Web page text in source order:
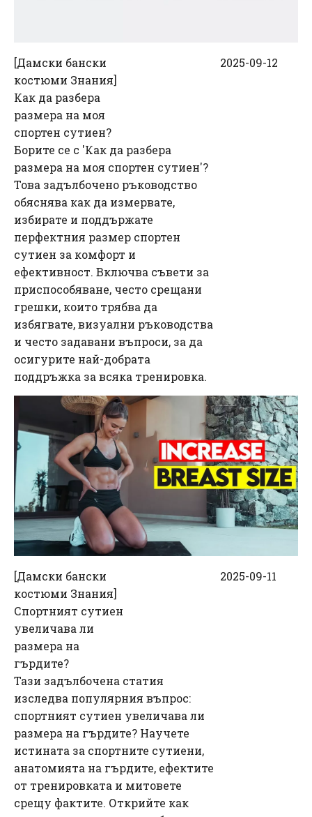
[Дамски бански
костюми Знания]
Как да разбера
размера на моя
спортен сутиен?
Борите се с 'Как да разбера
размера на моя спортен сутиен'?
Това задълбочено ръководство
обяснява как да измервате,
избирате и поддържате
перфектния размер спортен
сутиен за комфорт и
ефективност. Включва съвети за
приспособяване, често срещани
грешки, които трябва да
избягвате, визуални ръководства
и често задавани въпроси, за да
осигурите най-добрата
поддръжка за всяка тренировка.
2025-09-12
[Дамски бански
костюми Знания]
Спортният сутиен
увеличава ли
размера на
гърдите?
Тази задълбочена статия
изследва популярния въпрос:
спортният сутиен увеличава ли
размера на гърдите? Научете
истината за спортните сутиени,
анатомията на гърдите, ефектите
от тренировката и митовете
срещу фактите. Открийте как
2025-09-11